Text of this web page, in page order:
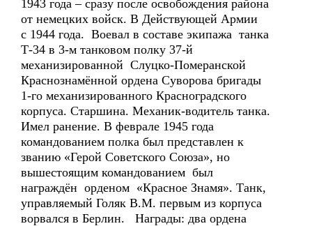
1943 года – сразу после освобождения района
от немецких войск. В Действующей Армии
с 1944 года. Воевал в составе экипажа танка
Т-34 в 3-м танковом полку 37-й
механизированной Слуцко-Померанской
Краснознамённой ордена Суворова бригады
1-го механизированного Красноградского
корпуса. Старшина. Механик-водитель танка.
Имел ранение. В феврале 1945 года
командованием полка был представлен к
званию «Герой Советского Союза», но
вышестоящим командованием был
награждён орденом «Красное Знамя». Танк,
управляемый Голяк В.М. первым из корпуса
ворвался в Берлин. Награды: два ордена